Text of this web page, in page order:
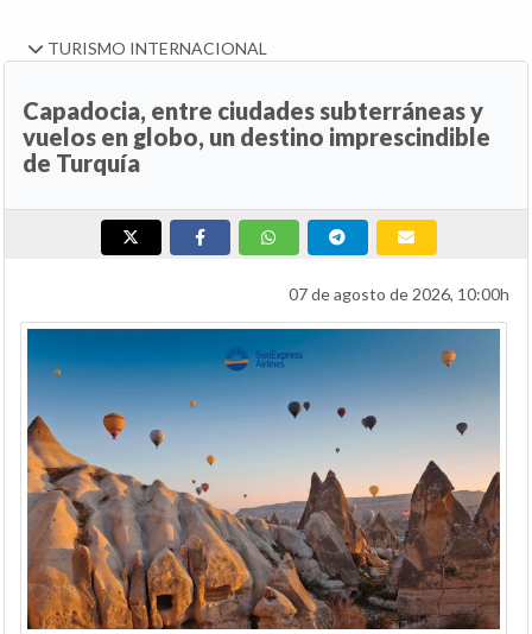
TURISMO INTERNACIONAL
Capadocia, entre ciudades subterráneas y
vuelos en globo, un destino imprescindible
de Turquía
07 de agosto de 2026, 10:00h